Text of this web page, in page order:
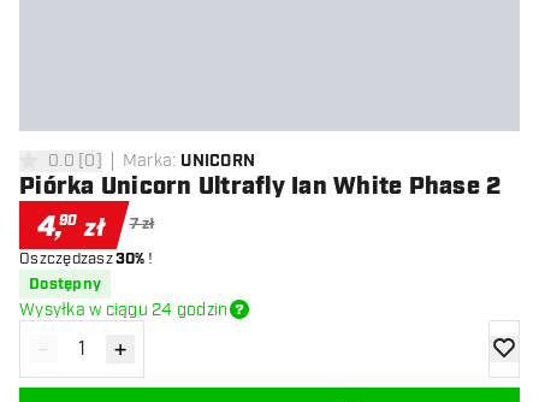
0 gwiazdki oceny
0.0 [0] Marka: UNICORN
Piórka Unicorn Ultrafly Ian White Phase 2
4,90 zł 7 zł
Oszczędzasz30% !
Dostępny
Wysyłka w ciągu 24 godzin
Zmniejsz ilość
- Zwiększ ilość
+